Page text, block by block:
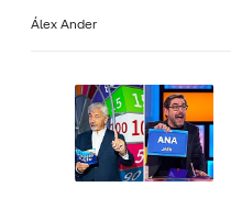
Álex Ander